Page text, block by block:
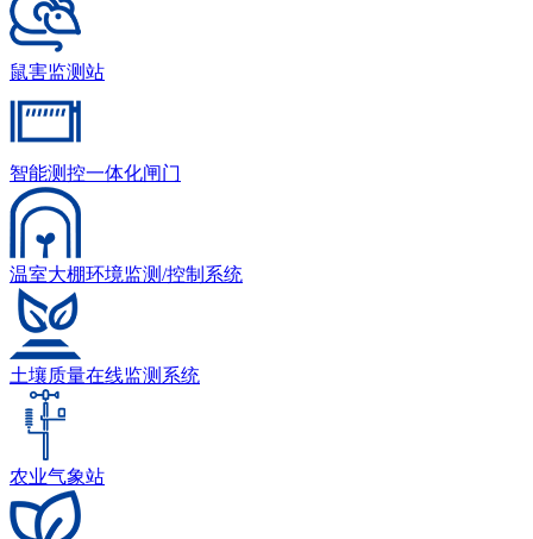
鼠害监测站
智能测控一体化闸门
温室大棚环境监测/控制系统
土壤质量在线监测系统
农业气象站